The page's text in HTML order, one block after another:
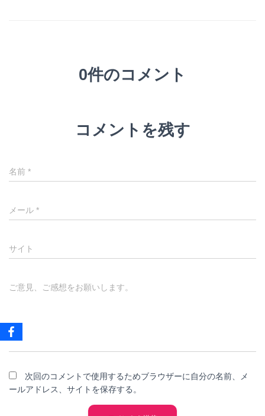
0件のコメント
コメントを残す
名前 *
メール *
サイト
ご意見、ご感想をお願いします。
次回のコメントで使用するためブラウザーに自分の名前、メ
ールアドレス、サイトを保存する。